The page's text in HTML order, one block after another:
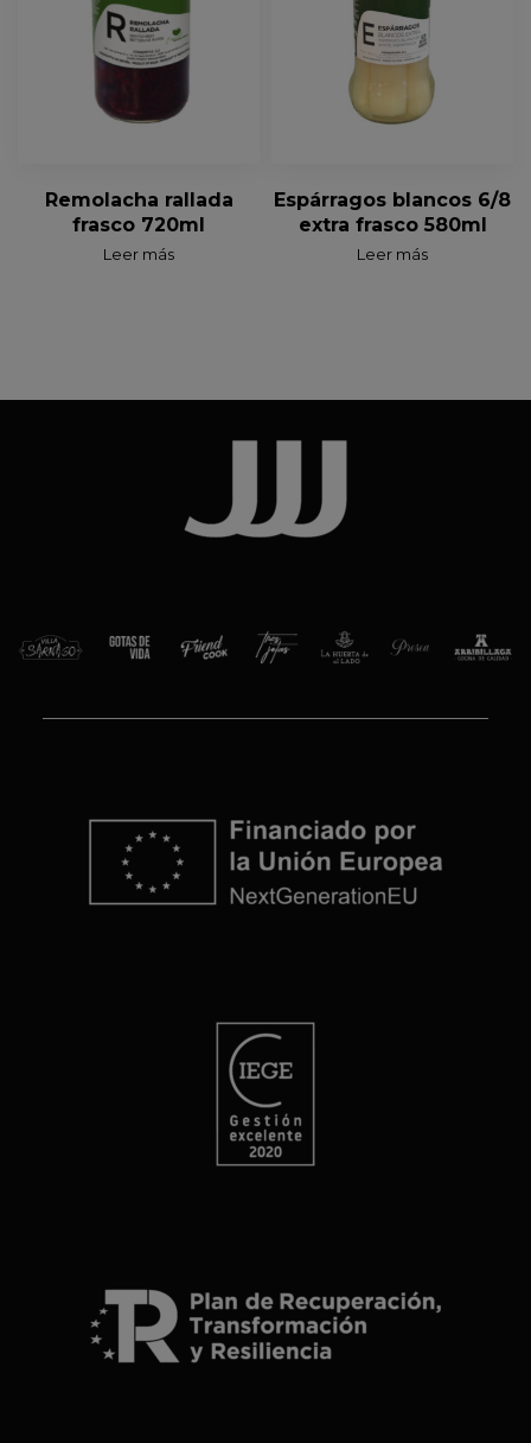
Remolacha rallada
frasco 720ml
Leer más
Espárragos blancos 6/8
extra frasco 580ml
Leer más